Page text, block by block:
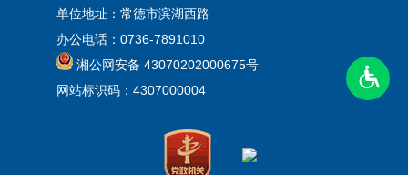
单位地址：常德市滨湖西路
办公电话：0736-7891010
湘公网安备 43070202000675号
网站标识码：4307000004